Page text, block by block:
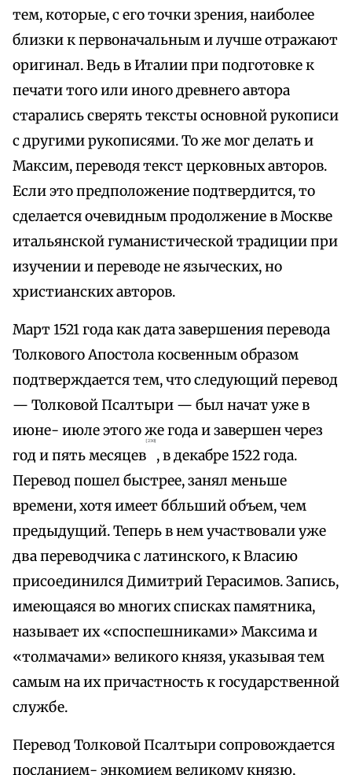
тем, которые, с его точки зрения, наиболее
близки к первоначальным и лучше отражают
оригинал. Ведь в Италии при подготовке к
печати того или иного древнего автора
старались сверять тексты основной рукописи
с другими рукописями. То же мог делать и
Максим, переводя текст церковных авторов.
Если это предположение подтвердится, то
сделается очевидным продолжение в Москве
итальянской гуманистической традиции при
изучении и переводе не языческих, но
христианских авторов.
Март 1521 года как дата завершения перевода
Толкового Апостола косвенным образом
подтверждается тем, что следующий перевод
— Толковой Псалтыри — был начат уже в
июне- июле этого же года и завершен через
год и пять месяцев
{230}
, в декабре 1522 года.
Перевод пошел быстрее, занял меньше
времени, хотя имеет ббльший объем, чем
предыдущий. Теперь в нем участвовали уже
два переводчика с латинского, к Власию
присоединился Димитрий Герасимов. Запись,
имеющаяся во многих списках памятника,
называет их «споспешниками» Максима и
«толмачами» великого князя, указывая тем
самым на их причастность к государственной
службе.
Перевод Толковой Псалтыри сопровождается
посланием- энкомием великому князю,